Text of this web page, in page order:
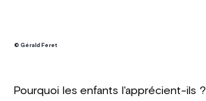
© Gérald Feret
Pourquoi les enfants l'apprécient-ils ?